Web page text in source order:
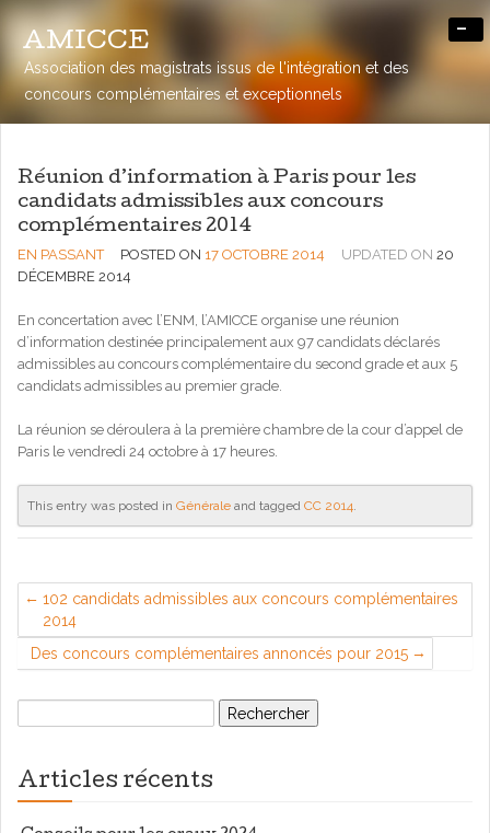
AMICCE
Association des magistrats issus de l'intégration et des
concours complémentaires et exceptionnels
-
Réunion d’information à Paris pour les
candidats admissibles aux concours
complémentaires 2014
EN PASSANT POSTED ON 17 OCTOBRE 2014 UPDATED ON 20
DÉCEMBRE 2014
En concertation avec l’ENM, l’AMICCE organise une réunion
d’information destinée principalement aux 97 candidats déclarés
admissibles au concours complémentaire du second grade et aux 5
candidats admissibles au premier grade.
La réunion se déroulera à la première chambre de la cour d’appel de
Paris le vendredi 24 octobre à 17 heures.
This entry was posted in Générale and tagged CC 2014.
102 candidats admissibles aux concours complémentaires
2014
Des concours complémentaires annoncés pour 2015
Articles récents